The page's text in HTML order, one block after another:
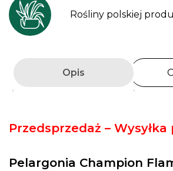
Rośliny polskiej
Opis
Przedsprzedaż – Wysyłka
Pelargonia Champion